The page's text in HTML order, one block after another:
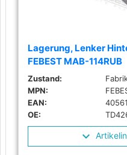
Lagerung, Lenker
FEBEST MAB-114RUB
Zustand:
MPN:
EAN:
OE: